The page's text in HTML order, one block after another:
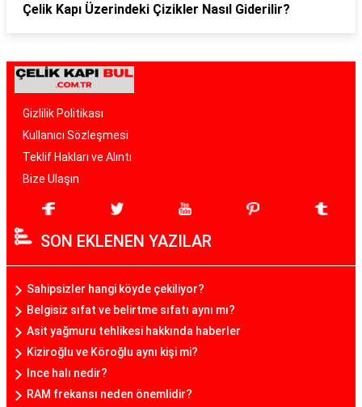
Çelik Kapı Üzerindeki Çizikler Nasıl Giderilir?
Gizlilik Politikası
Kullanıcı Sözleşmesi
Teklif Hakları ve Alıntı
Bize Ulaşın
SON EKLENEN YAZILAR
Sahipsizler hangi köyde çekiliyor?
Belgisiz sıfat ve belirtme sıfatı aynı mı?
Asit yağmuru tehlikesi hakkında haberler
Kiziroğlu ve Köroğlu aynı kişi mi?
Ince halı nedir?
RAM frekansı neden önemlidir?